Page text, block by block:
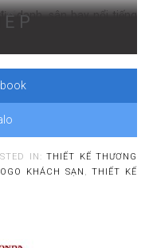
danh, sân bay nổi tiếng
chữ hiện đại, nhất quán
IN:THIẾT KẾ THƯƠNG
KHÁCH SẠN ,THIẾT KẾ